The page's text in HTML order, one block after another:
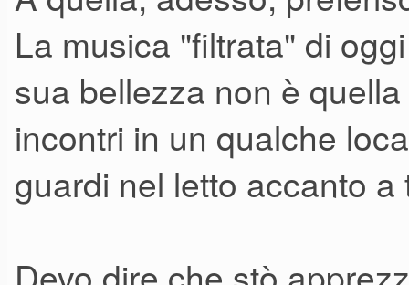
La musica "filtrata" di
sua bellezza non è
incontri in un qualche
guardi nel letto accanto a